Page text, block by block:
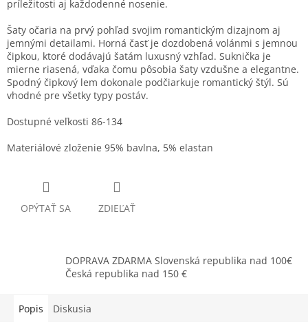
príležitosti aj každodenné nosenie.
Šaty očaria na prvý pohľad svojim romantickým dizajnom aj
jemnými detailami. Horná časť je dozdobená volánmi s jemnou
čipkou, ktoré dodávajú šatám luxusný vzhľad. Suknička je
mierne riasená, vďaka čomu pôsobia šaty vzdušne a elegantne.
Spodný čipkový lem dokonale podčiarkuje romantický štýl. Sú
vhodné pre všetky typy postáv.
Dostupné veľkosti 86-134
Materiálové zloženie 95% bavlna, 5% elastan
OPÝTAŤ SA ZDIEĽAŤ
DOPRAVA ZDARMA Slovenská republika nad 100€
Česká republika nad 150 €
Popis Diskusia